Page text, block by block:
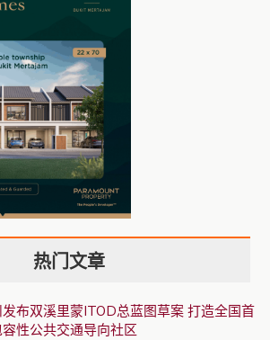
热门文章
布双溪里蒙ITOD总蓝图草案 打造全国首
性公共交通导向社区